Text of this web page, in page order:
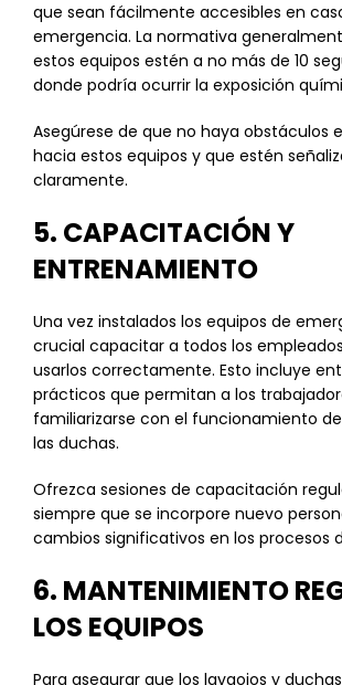
que sean fácilmente accesibles en
emergencia. La normativa
estos equipos estén a no más de 10
donde podría ocurrir la exposición
Asegúrese de que no haya obstáculos
hacia estos equipos y que estén
claramente.
5. CAPACITACIÓN Y
ENTRENAMIENTO
Una vez instalados los equipos de
crucial capacitar a todos los
usarlos correctamente. Esto incluye
prácticos que permitan a los
familiarizarse con el funcionamiento
las duchas.
Ofrezca sesiones de capacitación
siempre que se incorpore nuevo
cambios significativos en los procesos
6. MANTENIMIENTO
LOS EQUIPOS
Para asegurar que los lavaojos y